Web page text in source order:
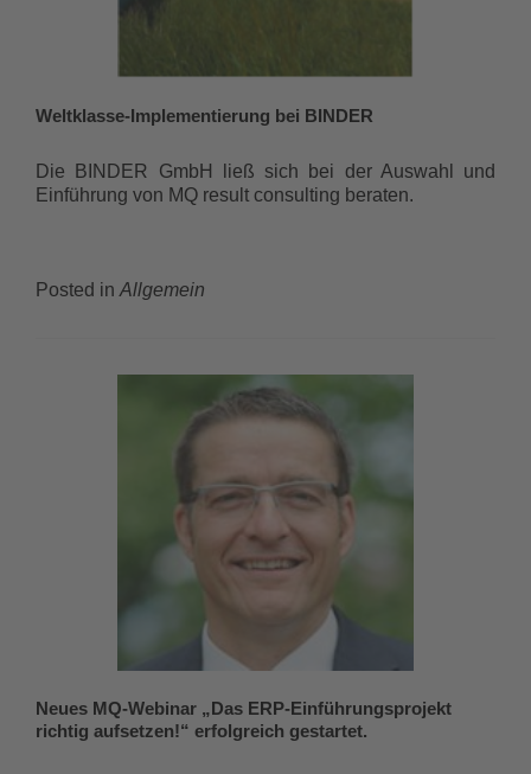
Weltklasse-Implementierung bei BINDER
Die BINDER GmbH ließ sich bei der Auswahl und
Einführung von MQ result consulting beraten.
Posted in Allgemein
Neues MQ-Webinar „Das ERP-Einführungsprojekt
richtig aufsetzen!“ erfolgreich gestartet.